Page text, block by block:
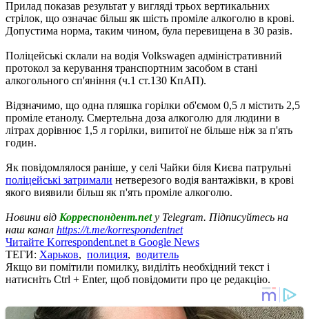
Прилад показав результат у вигляді трьох вертикальних
стрілок, що означає більш як шість проміле алкоголю в крові.
Допустима норма, таким чином, була перевищена в 30 разів.
Поліцейські склали на водія Volkswagen адміністративний
протокол за керування транспортним засобом в стані
алкогольного сп'яніння (ч.1 ст.130 КпАП).
Відзначимо, що одна пляшка горілки об'ємом 0,5 л містить 2,5
проміле етанолу. Смертельна доза алкоголю для людини в
літрах дорівнює 1,5 л горілки, випитої не більше ніж за п'ять
годин.
Як повідомлялося раніше, у селі Чайки біля Києва патрульні
поліцейські затримали нетверезого водія вантажівки, в крові
якого виявили більш як п'ять проміле алкоголю.
Новини від Корреспондент.netу Telegram. Підписуйтесь на
наш канал https://t.me/korrespondentnet
Читайте Korrespondent.net в Google News
ТЕГИ: Харьков, полиция, водитель
Якщо ви помітили помилку, виділіть необхідний текст і
натисніть Ctrl + Enter, щоб повідомити про це редакцію.